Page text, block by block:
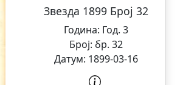
Звезда 1899 Број 32
Година: Год. 3
Број: бр. 32
Датум: 1899-03-16